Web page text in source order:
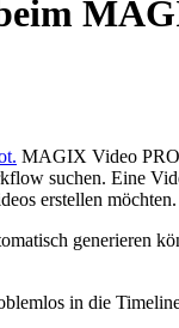
MAGIX Video PRO
suchen. Eine
erstellen möchten.
generieren
in die